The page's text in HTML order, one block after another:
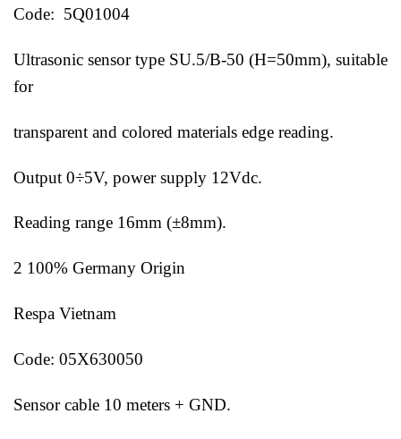
Code: 5Q01004
Ultrasonic sensor type SU.5/B-50 (H=50mm), suitable
for
transparent and colored materials edge reading.
Output 0÷5V, power supply 12Vdc.
Reading range 16mm (±8mm).
2 100% Germany Origin
Respa Vietnam
Code: 05X630050
Sensor cable 10 meters + GND.